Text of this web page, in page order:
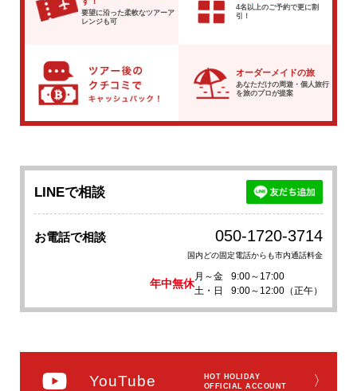
要望に沿った柔軟なツアーア
レンジも可
4名以上のご予約で更に割
引！
オーダーメイドの旅
あなただけの周遊・個人旅行
を旅のプロが提案
LINEで相談
お電話で相談 050-1720-3714
国内どの固定電話からも市内通話料金
年中無休
月～金
9:00～17:00
土・日
9:00～12:00（正午）
YouTube
HOT HOLIDAY
OFFICIAL ACCOUNT
〉